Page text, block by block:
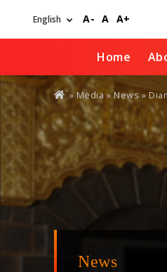
A- A A+
Home
You
are
here
» Media »News»
News